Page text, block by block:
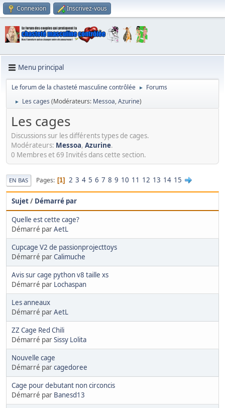
Connexion Inscrivez-vous
Menu principal
Le forum de la chasteté masculine contrôlée ► Forums
► Les cages (Modérateurs: Messoa,Azurine)
Les cages
Discussions sur les différents types de cages.
Modérateurs: Messoa, Azurine.
0 Membres et 69 Invités dans cette section.
EN BAS Pages 1 2 3 4 5 6 7 8 9 10 11 12 13 14 15
Sujet/ Démarré par
Quelle est cette cage?
Démarré parAetL
Cupcage V2 de passionprojecttoys
Démarré parCalimuche
Avis sur cage python v8 taille xs
Démarré par Lochaspan
Les anneaux
Démarré parAetL
ZZ Cage Red Chili
Démarré parSissy Lolita
Nouvelle cage
Démarré parcagedoree
Cage pour debutant non circoncis
Démarré par Banesd13